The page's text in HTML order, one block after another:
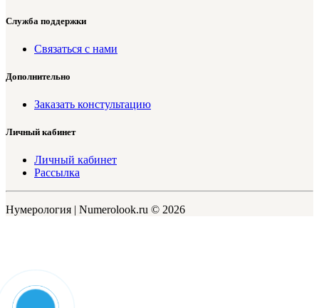
Служба поддержки
Связаться с нами
Дополнительно
Заказать констультацию
Личный кабинет
Личный кабинет
Рассылка
Нумерология | Numerolook.ru © 2026